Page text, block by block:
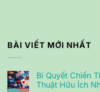
BÀI VIẾT MỚI NHẤT
Bí Quyết Chiến
Thuật Hữu Ích